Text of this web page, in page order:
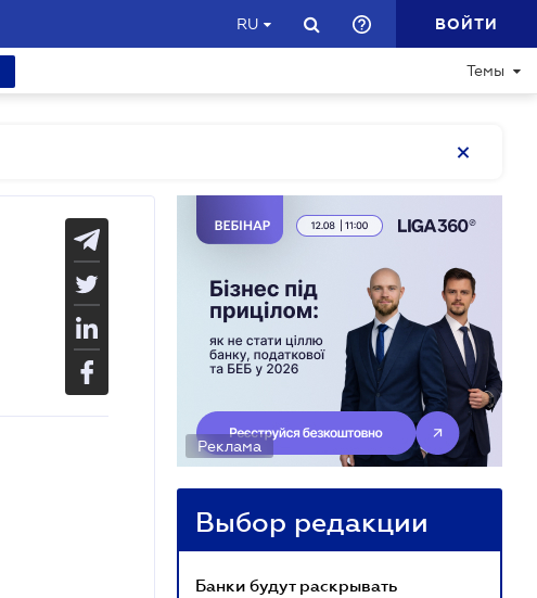
RU ВОЙТИ
Темы
Реклама
Выбор редакции
Банки будут раскрывать